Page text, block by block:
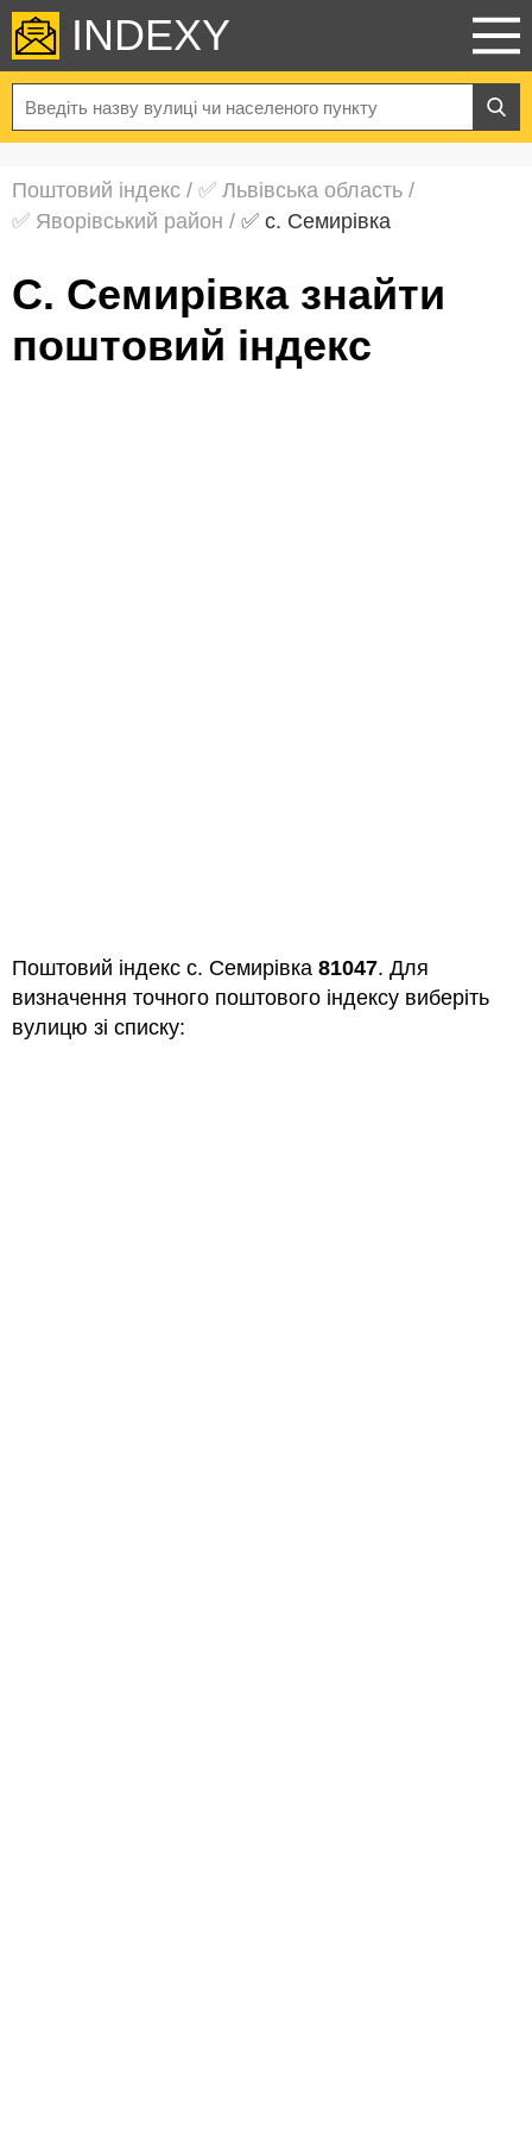
INDEXY
Поштовий індекс / ✅ Львівська область /
✅ Яворівський район / ✅ с. Семирівка
с. Семирівка знайти
поштовий індекс
Поштовий індекс с. Семирівка 81047. Для
визначення точного поштового індексу виберіть
вулицю зі списку: